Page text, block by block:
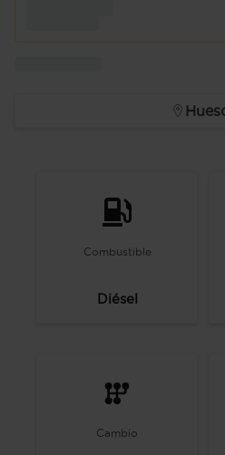
Combustible
Diésel
Cambio